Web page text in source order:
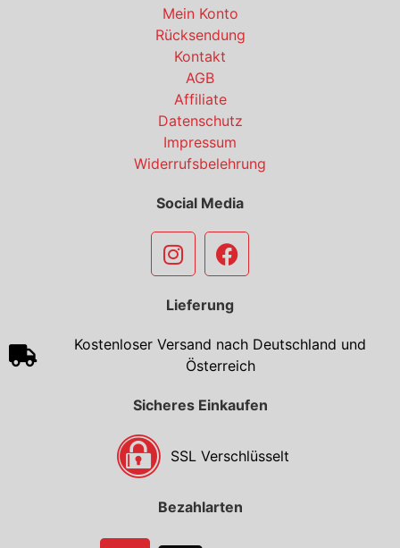
Mein Konto
Rücksendung
Kontakt
AGB
Affiliate
Datenschutz
Impressum
Widerrufsbelehrung
Social Media
Lieferung
Kostenloser Versand nach Deutschland und
Österreich
Sicheres Einkaufen
SSL Verschlüsselt
Bezahlarten